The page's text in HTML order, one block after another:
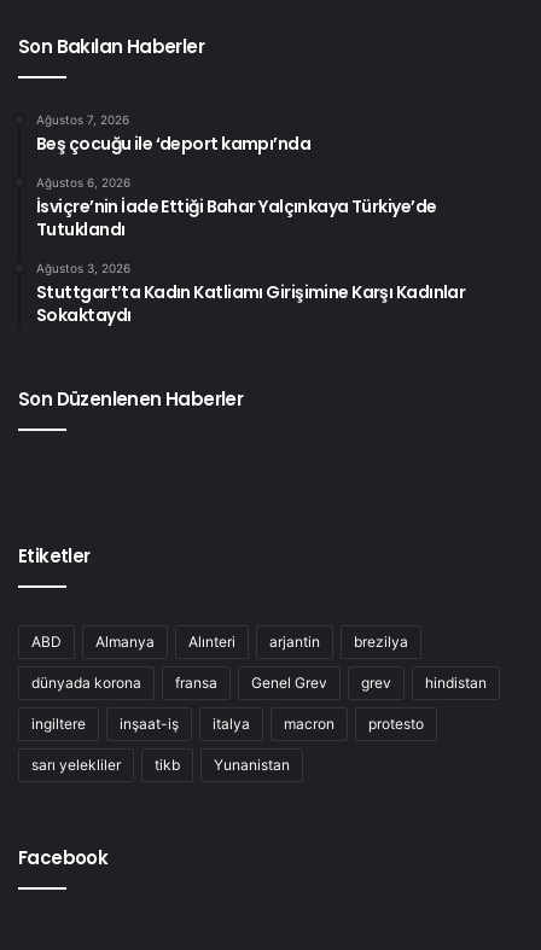
Son Bakılan Haberler
Ağustos 7, 2026
Beş çocuğu ile ‘deport kampı’nda
Ağustos 6, 2026
İsviçre’nin İade Ettiği Bahar Yalçınkaya Türkiye’de
Tutuklandı
Ağustos 3, 2026
Stuttgart’ta Kadın Katliamı Girişimine Karşı Kadınlar
Sokaktaydı
Son Düzenlenen Haberler
Etiketler
ABD Almanya Alınteri arjantin brezilya
dünyada korona fransa Genel Grev grev hindistan
ingiltere inşaat-iş italya macron protesto
sarı yelekliler tikb Yunanistan
Facebook